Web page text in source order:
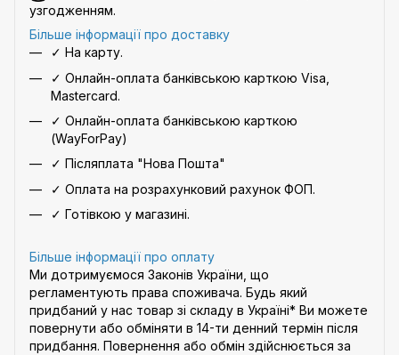
узгодженням.
Більше інформації про доставку
✓ На карту.
✓ Онлайн-оплата банківською карткою Visa,
Mastercard.
✓ Онлайн-оплата банківською карткою
(WayForPay)
✓ Післяплата "Нова Пошта"
✓ Оплата на розрахунковий рахунок ФОП.
✓ Готівкою у магазині.
Більше інформації про оплату
Ми дотримуємося Законів України, що
регламентують права споживача. Будь який
придбаний у нас товар зі складу в Україні* Ви можете
повернути або обміняти в 14-ти денний термін після
придбання. Повернення або обмін здійснюється за